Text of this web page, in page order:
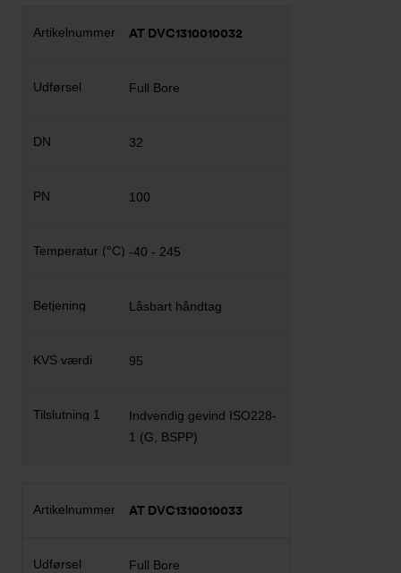
AT DVC1310010032
Full Bore
32
100
-40 - 245
Låsbart håndtag
95
Indvendig gevind ISO228-
1 (G, BSPP)
AT DVC1310010033
Full Bore